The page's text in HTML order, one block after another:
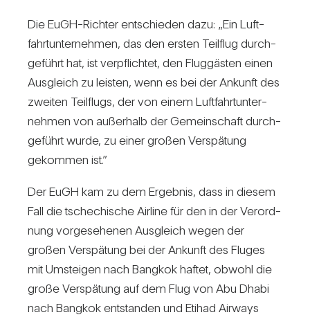
Die EuGH-Richter ent­schieden dazu: „Ein Luft­
fahrt­un­ter­nehmen, das den ersten Teil­flug durch­
ge­führt hat, ist ver­pflichtet, den Flug­gästen einen
Aus­gleich zu leisten, wenn es bei der Ankunft des
zweiten Teil­flugs, der von einem Luft­fahrt­un­ter­
nehmen von außer­halb der Gemein­schaft durch­
ge­führt wurde, zu einer großen Ver­spä­tung
gekommen ist.”
Der EuGH kam zu dem Ergebnis, dass in diesem
Fall die tsche­chi­sche Air­line für den in der Ver­ord­
nung vor­ge­se­henen Aus­gleich wegen der
großen Ver­spä­tung bei der Ankunft des Fluges
mit Umsteigen nach Bangkok haftet, obwohl die
große Ver­spä­tung auf dem Flug von Abu Dhabi
nach Bangkok ent­standen und Etihad Air­ways